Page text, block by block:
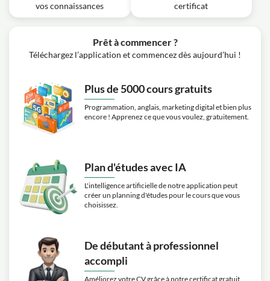
vos connaissances
certificat
Prêt à commencer ?
Téléchargez l’application et commencez dès aujourd’hui !
Plus de 5000 cours gratuits
Programmation, anglais, marketing digital et bien plus
encore ! Apprenez ce que vous voulez, gratuitement.
Plan d'études avec IA
L'intelligence artificielle de notre application peut
créer un planning d'études pour le cours que vous
choisissez.
De débutant à professionnel
accompli
Améliorez votre CV grâce à notre certificat gratuit,